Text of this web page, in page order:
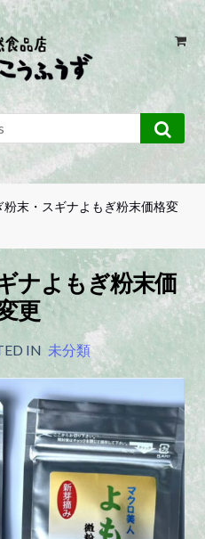
粉末・スギナよもぎ粉末価格変
ナよもぎ粉末価
更
IN 未分類